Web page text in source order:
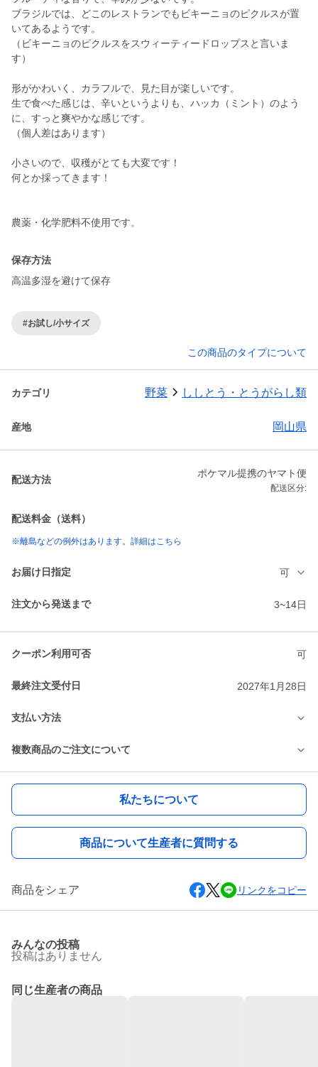
ブラジルでは、どこのレストランでもビキーニョのピクルスが置
いてあるようです。
（ビキーニョのピクルスをスウィーティードロップスと言いま
す）
形がかわいく、カラフルで、見た目が楽しいです。
生で食べた感じは、辛いというよりも、ハッカ（ミント）のよう
に、すっと爽やかな感じです。
（個人差はあります）
小さいので、収穫がとても大変です！
何とか採ってきます！
農薬・化学肥料不使用です。
保存方法
高温多湿を避けて保存
#お試し/小サイズ
この商品のタイプについて
カテゴリ 野菜 ししとう・とうがらし類
産地 岡山県
配送方法
ポケマル提携のヤマト便
配送区分:
配送料金（送料）
※離島などの例外はあります。詳細はこちら
お届け日指定 可
注文から発送まで 3~14日
クーポン利用可否 可
最終注文受付日 2027年1月28日
支払い方法
複数商品のご注文について
私たちについて
商品について生産者に質問する
商品をシェア リンクをコピー
みんなの投稿
投稿はありません
同じ生産者の商品